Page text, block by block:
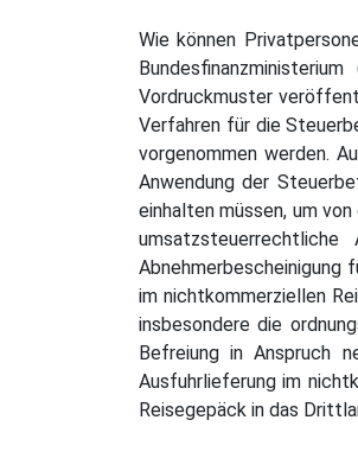
Wie können
Vordruckmuster
Verfahren für die
vorgenommen werden.
Anwendung der
einhalten müssen, um
Abnehmerbescheinigung
im nichtkommerziellen
insbesondere die
Befreiung in Anspruch
Ausfuhrlieferung im
Reisegepäck in das